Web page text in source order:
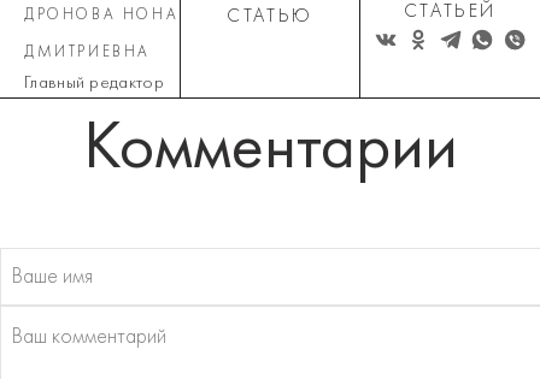
ДРОНОВА НОНА
ДМИТРИЕВНА
Главный редактор
СТАТЬЮ
СТАТЬЕЙ
Комментарии